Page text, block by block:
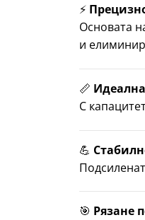
⚡
Основата
и
📏
С
💪
🎯 Рязане